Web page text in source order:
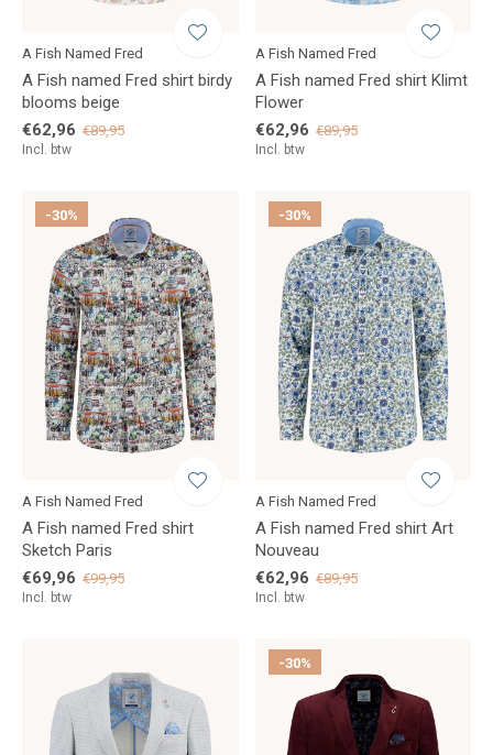
A Fish Named Fred
A Fish named Fred shirt birdy
blooms beige
€62,96 €89,95
Incl. btw
A Fish Named Fred
A Fish named Fred shirt Klimt
Flower
€62,96 €89,95
Incl. btw
-30%
A Fish Named Fred
A Fish named Fred shirt
Sketch Paris
€69,96 €99,95
Incl. btw
-30%
A Fish Named Fred
A Fish named Fred shirt Art
Nouveau
€62,96 €89,95
Incl. btw
-30%